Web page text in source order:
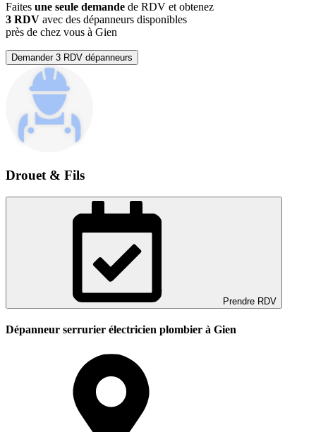
Faites une seule demande de RDV et obtenez
3 RDV avec des dépanneurs disponibles
près de chez vous à Gien
Demander 3 RDV dépanneurs
Drouet & Fils
Prendre RDV
Dépanneur serrurier électricien plombier à Gien